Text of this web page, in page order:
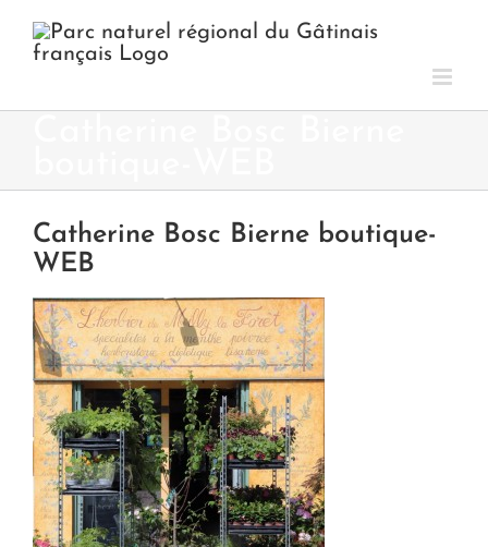
contenu
Catherine Bosc Bierne boutique-
WEB